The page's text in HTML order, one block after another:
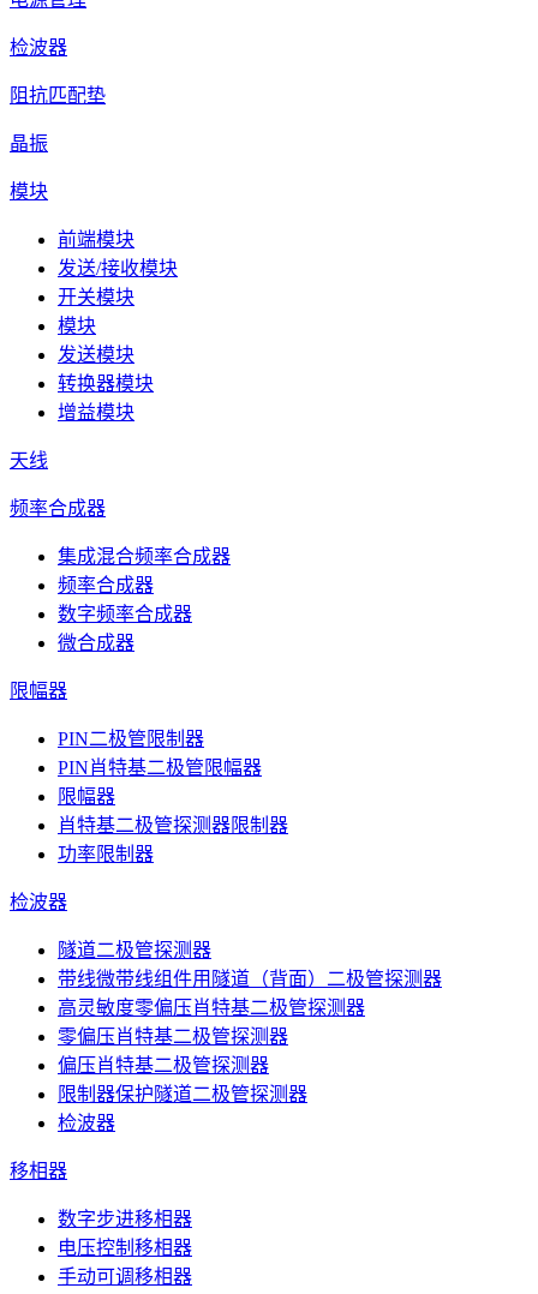
检波器
阻抗匹配垫
晶振
模块
前端模块
发送/接收模块
开关模块
模块
发送模块
转换器模块
增益模块
天线
频率合成器
集成混合频率合成器
频率合成器
数字频率合成器
微合成器
限幅器
PIN二极管限制器
PIN肖特基二极管限幅器
限幅器
肖特基二极管探测器限制器
功率限制器
检波器
隧道二极管探测器
带线微带线组件用隧道（背面）二极管探测器
高灵敏度零偏压肖特基二极管探测器
零偏压肖特基二极管探测器
偏压肖特基二极管探测器
限制器保护隧道二极管探测器
检波器
移相器
数字步进移相器
电压控制移相器
手动可调移相器